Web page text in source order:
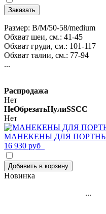
Заказать
Размер: B/M/50-58/medium
Обхват шеи, см.: 41-45
Обхват груди, см.: 101-117
Обхват талии, см.: 77-94
...
Распродажа
Нет
НеОбрезатьНулиSSCC
Нет
МАНЕКЕНЫ ДЛЯ
16 930 руб
Добавить в корзину
Новинка
...